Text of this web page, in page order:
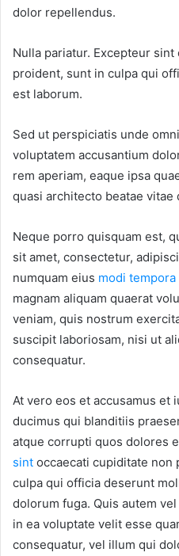
dolor repellendus.
Nulla pariatur. Excepteur
proident, sunt in culpa qui
est laborum.
Sed ut perspiciatis unde
voluptatem accusantium
rem aperiam, eaque ipsa
quasi architecto beatae vitae
Neque porro quisquam est,
sit amet, consectetur,
numquam eius modi
magnam aliquam quaerat
veniam, quis nostrum
suscipit laboriosam, nisi ut
consequatur.
At vero eos et accusamus et
ducimus qui blanditiis
atque corrupti quos dolores
sint occaecati cupiditate non
culpa qui officia deserunt
dolorum fuga. Quis autem
in ea voluptate velit esse
consequatur, vel illum qui